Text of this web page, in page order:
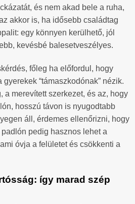
és nem akad bele a ruha,
akkor is, ha idősebb családtag
egy könnyen kerülhető, jól
kevésbé balesetveszélyes.
főleg ha előfordul, hogy
“támaszkodónak” nézik.
a merevített szerkezet, és az, hogy
hosszú távon is nyugodtabb
áll, érdemes ellenőrizni, hogy
pedig hasznos lehet a
óvja a felületet és csökkenti a
így marad szép